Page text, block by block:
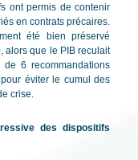
ont permis de contenir
en contrats précaires.
été bien préservé
alors que le PIB reculait
6 recommandations
éviter le cumul des
crise.
des dispositifs